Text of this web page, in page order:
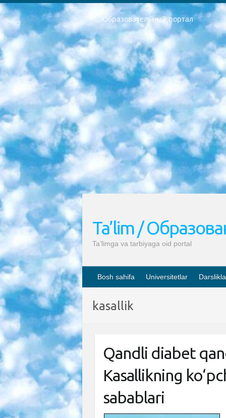
Образовательный портал
РЕСПУБЛИКА УЗБЕКИСТАН МИНИСТРЕРСТВО ДОШКОЛЬНОГО И ШКОЛЬНОГО ОБРАЗОВАНИЯ КОМАНДА в общеобразовательных учреждениях в 2023-2024 учебном году организация и проведение итоговой государственной аттестации обучающихся о Министра дошкольного и школьного образования Республики Узбекистан от 4 марта 2008 года (постановлением Минюста от 20 марта 2008 года № 1778 государственной регистрации) «Итоговое состояние учащихся общего среднего образования на основании положения об утверждении положения об аттестации общего среднего образования выпускной экзамен студентов в образовательных учреждениях в 2023-2024 учебном году В целях организации и прохождения аттестации приказываю: 1. Следующее: перечень предметов, по которым будет проводиться итоговая государственная аттестация и экзамен формы перевода согласно приложению 1; сертификаты международного образца, оценивающие уровень владения иностранными языками перечень согласно приложению 2; 2. Педагогический при специализированных образовательных учреждениях. научно-практический центр квалификации и международной оценки (Д.Давидова) 2024 г. До 25 марта: задания по предметам, по которым будет проводиться итоговая аттестация разработка и утверждение технических условий; итоговая аттестация на основании разработанного предметного задания разработка вопросов по предметам (устно и письменно), экзамен передача; общеобразовательные средние школы и специальные учебные заведения учащиеся выпускных классов школ и интернатов в агентской системе подготовка базы данных экзаменационных материалов и критериев оценки; перевод базы экзаменационных материалов на все языки обучения подать в Республиканский образовательный центр для изготовления; варианты экзаменов на основе разработанных контрольных материалов пусть будут поставлены задачи формирования. 3. Республиканский образовательный центр (Ш.Худайкулов) до 5 апреля 2024 года. до: база данных предоставленных экзаменационных материалов на все языки обучения перевод и экспертиза; для слепых, слабовидящих, глухих, слабослышащих и умственно отсталых детей учащиеся выпускных классов специализированных школ и школ-интернатов база данных экзаменационных материалов на всех преподаваемых языках подготовка критериев оценки; специализированные школы для умственно отсталых детей и технологии для учащихся выпускных классов школ-интернатов разработка соответствующих рекомендаций и критериев проведения ЕГЭ по естествознанию давать задания. 4. Педагогический при
Ta’lim /
Ta’limga va tarbiyaga oid portal
Bosh sahifa Universitetlar
kasallik
Qandli diabet
Kasallikning
sabablari